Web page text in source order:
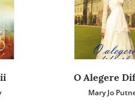
O Alegere
Mary Jo